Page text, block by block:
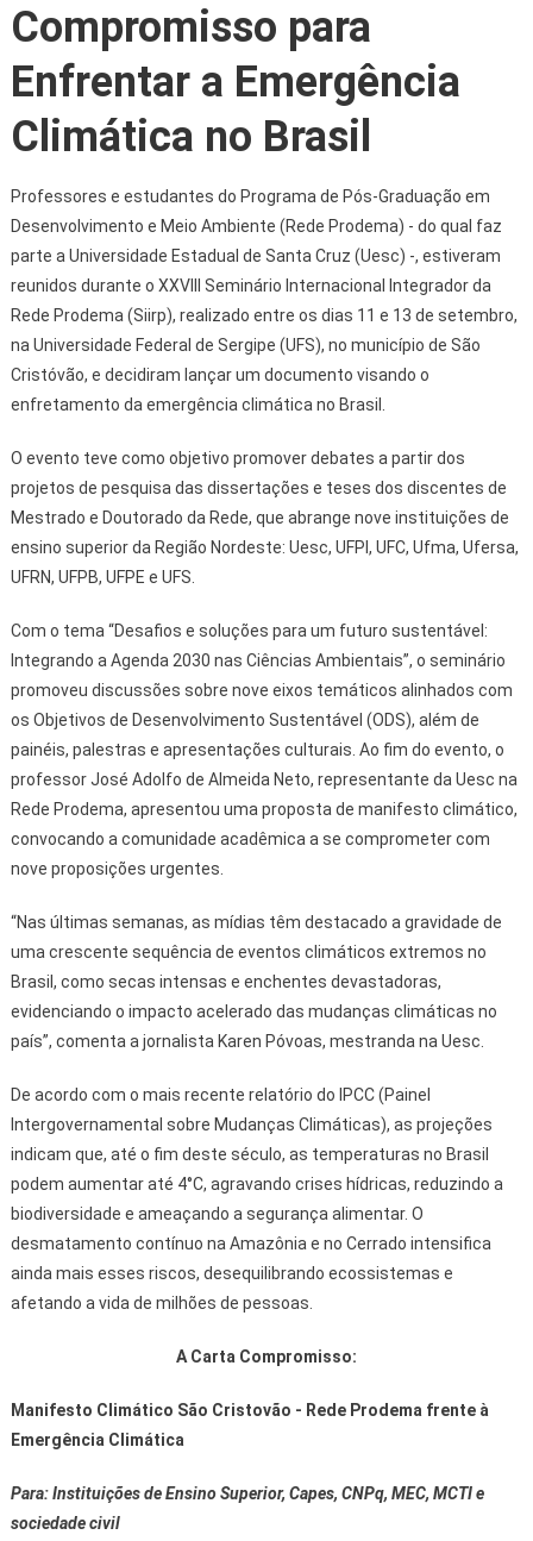
Compromisso para
Enfrentar a Emergência
Climática no Brasil
Professores e estudantes do Programa de Pós-Graduação em
Desenvolvimento e Meio Ambiente (Rede Prodema) - do qual faz
parte a Universidade Estadual de Santa Cruz (Uesc) -, estiveram
reunidos durante o XXVIII Seminário Internacional Integrador da
Rede Prodema (Siirp), realizado entre os dias 11 e 13 de setembro,
na Universidade Federal de Sergipe (UFS), no município de São
Cristóvão, e decidiram lançar um documento visando o
enfretamento da emergência climática no Brasil.
O evento teve como objetivo promover debates a partir dos
projetos de pesquisa das dissertações e teses dos discentes de
Mestrado e Doutorado da Rede, que abrange nove instituições de
ensino superior da Região Nordeste: Uesc, UFPI, UFC, Ufma, Ufersa,
UFRN, UFPB, UFPE e UFS.
Com o tema “Desafios e soluções para um futuro sustentável:
Integrando a Agenda 2030 nas Ciências Ambientais”, o seminário
promoveu discussões sobre nove eixos temáticos alinhados com
os Objetivos de Desenvolvimento Sustentável (ODS), além de
painéis, palestras e apresentações culturais. Ao fim do evento, o
professor José Adolfo de Almeida Neto, representante da Uesc na
Rede Prodema, apresentou uma proposta de manifesto climático,
convocando a comunidade acadêmica a se comprometer com
nove proposições urgentes.
“Nas últimas semanas, as mídias têm destacado a gravidade de
uma crescente sequência de eventos climáticos extremos no
Brasil, como secas intensas e enchentes devastadoras,
evidenciando o impacto acelerado das mudanças climáticas no
país”, comenta a jornalista Karen Póvoas, mestranda na Uesc.
De acordo com o mais recente relatório do IPCC (Painel
Intergovernamental sobre Mudanças Climáticas), as projeções
indicam que, até o fim deste século, as temperaturas no Brasil
podem aumentar até 4°C, agravando crises hídricas, reduzindo a
biodiversidade e ameaçando a segurança alimentar. O
desmatamento contínuo na Amazônia e no Cerrado intensifica
ainda mais esses riscos, desequilibrando ecossistemas e
afetando a vida de milhões de pessoas.
A Carta Compromisso:
Manifesto Climático São Cristovão - Rede Prodema frente à
Emergência Climática
Para: Instituições de Ensino Superior, Capes, CNPq, MEC, MCTI e
sociedade civil